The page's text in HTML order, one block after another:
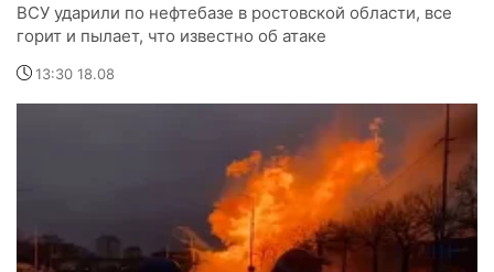
ВСУ ударили по нефтебазе в ростовской области, все
горит и пылает, что известно об атаке
13:30 18.08